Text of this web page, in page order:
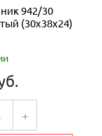
942/30
(30х38х24)
+